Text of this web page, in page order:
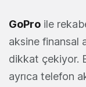
GoPro ile
aksine finansal
dikkat çekiyor.
ayrıca telefon